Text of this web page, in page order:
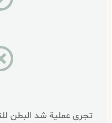
تجرى عملية شد البطن